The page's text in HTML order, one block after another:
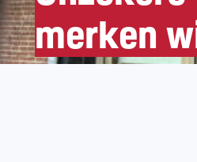
merken